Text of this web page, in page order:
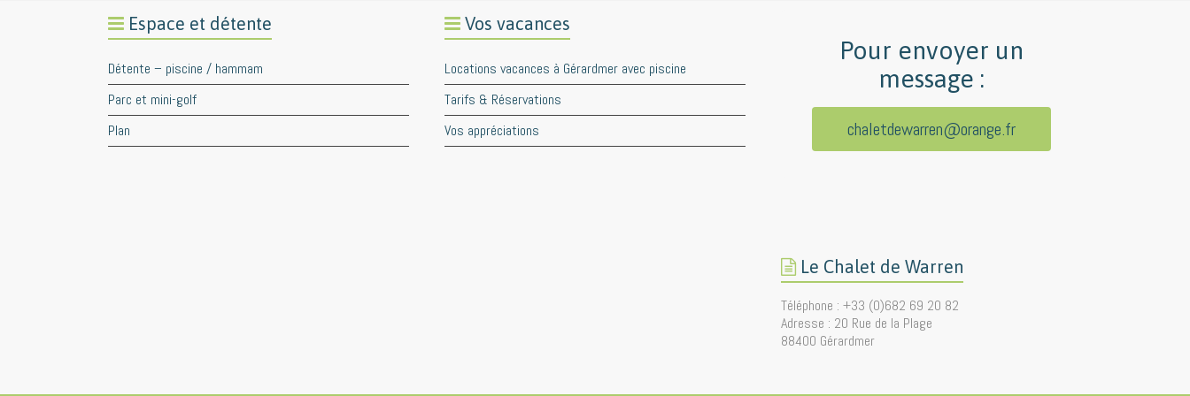
Espace et détente
Détente – piscine / hammam
Parc et mini-golf
Plan
Vos vacances
Locations vacances à Gérardmer avec piscine
Tarifs & Réservations
Vos appréciations
Pour envoyer un
message :
chaletdewarren@orange.fr
Le Chalet de Warren
Téléphone : +33 (0)682 69 20 82
Adresse : 20 Rue de la Plage
88400 Gérardmer